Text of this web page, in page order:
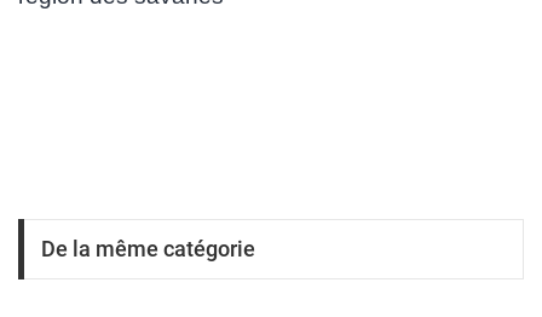
De la même catégorie